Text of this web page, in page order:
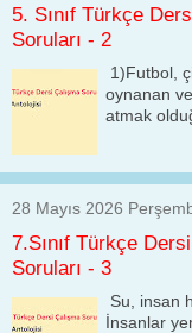
5. Sınıf Türkçe
Soruları - 2
1)Futbol,
oynanan
atmak
28 Mayıs 2026
7.Sınıf Türkçe
Soruları - 3
Su, insan
İnsanlar